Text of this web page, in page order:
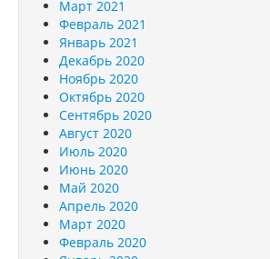
Март 2021
Февраль 2021
Январь 2021
Декабрь 2020
Ноябрь 2020
Октябрь 2020
Сентябрь 2020
Август 2020
Июль 2020
Июнь 2020
Май 2020
Апрель 2020
Март 2020
Февраль 2020